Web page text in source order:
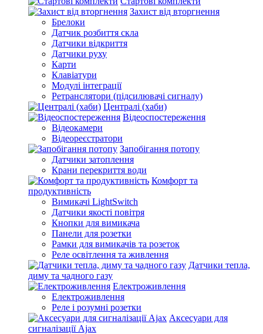
Захист від вторгнення
Брелоки
Датчик розбиття скла
Датчики відкриття
Датчики руху
Карти
Клавіатури
Модулі інтеграції
Ретранслятори (підсилювачі сигналу)
Централі (хаби)
Відеоспостереження
Відеокамери
Відеореєстратори
Запобігання потопу
Датчики затоплення
Крани перекриття води
Комфорт та
продуктивність
Вимикачі LightSwitch
Датчики якості повітря
Кнопки для вимикача
Панели для розетки
Рамки для вимикачів та розеток
Реле освітлення та живлення
Датчики тепла,
диму та чадного газу
Електроживлення
Електроживлення
Реле і розумні розетки
Аксесуари для
сигналізації Ajax